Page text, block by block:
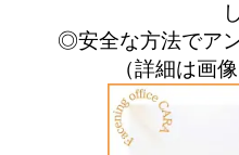
◎安全な方法でア
（詳細は画